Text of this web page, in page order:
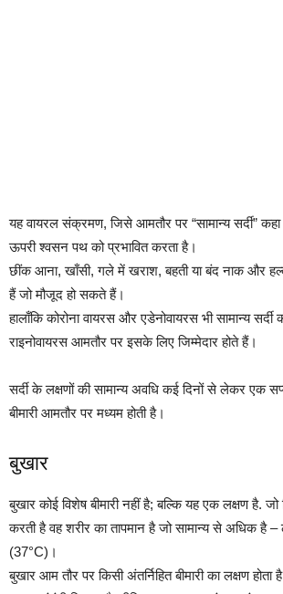
यह वायरल संक्रमण, जिसे आमतौर पर “सामान्य सर्दी”
ऊपरी श्वसन पथ को प्रभावित करता है।
छींक आना, खाँसी, गले में खराश, बहती या बंद नाक और
हैं जो मौजूद हो सकते हैं।
हालाँकि कोरोना वायरस और एडेनोवायरस भी सामान्य
राइनोवायरस आमतौर पर इसके लिए जिम्मेदार होते हैं।
सर्दी के लक्षणों की सामान्य अवधि कई दिनों से लेकर एक
बीमारी आमतौर पर मध्यम होती है।
बुखार
बुखार कोई विशेष बीमारी नहीं है; बल्कि यह एक लक्षण है.
करती है वह शरीर का तापमान है जो सामान्य से अधिक है
(37°C)।
बुखार आम तौर पर किसी अंतर्निहित बीमारी का लक्षण